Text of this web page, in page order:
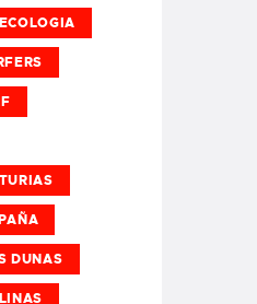
ECOLOGIA
DUNAS